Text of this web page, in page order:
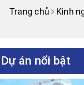
Trang chủ Kinh
Dự án nổi bật